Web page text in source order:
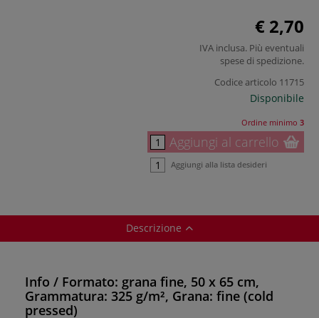
€ 2,70
IVA inclusa. Più eventuali
spese di spedizione.
Codice articolo 11715
Disponibile
Ordine minimo 3
Aggiungi al carrello
Aggiungi alla lista desideri
Descrizione
Info / Formato: grana fine, 50 x 65 cm,
Grammatura: 325 g/m², Grana: fine (cold
pressed)